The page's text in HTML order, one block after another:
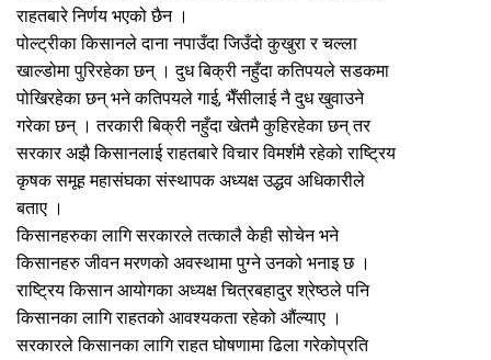
राहतबारे निर्णय भएको छैन ।
पोल्ट्रीका किसानले दाना नपाउँदा जिउँदो कुखुरा र चल्ला
खाल्डोमा पुरिरहेका छन् । दुध बिक्री नहुँदा कतिपयले सडकमा
पोखिरहेका छन् भने कतिपयले गाई, भैँसीलाई नै दुध खुवाउने
गरेका छन् । तरकारी बिक्री नहुँदा खेतमै कुहिरहेका छन् तर
सरकार अझै किसानलाई राहतबारे विचार विमर्शमै रहेको राष्ट्रिय
कृषक समूह महासंघका संस्थापक अध्यक्ष उद्धव अधिकारीले
बताए ।
किसानहरुका लागि सरकारले तत्कालै केही सोचेन भने
किसानहरु जीवन मरणको अवस्थामा पुग्ने उनको भनाइ छ ।
राष्ट्रिय किसान आयोगका अध्यक्ष चित्रबहादुर श्रेष्ठले पनि
किसानका लागि राहतको आवश्यकता रहेको औंल्याए ।
सरकारले किसानका लागि राहत घोषणामा ढिला गरेकोप्रति